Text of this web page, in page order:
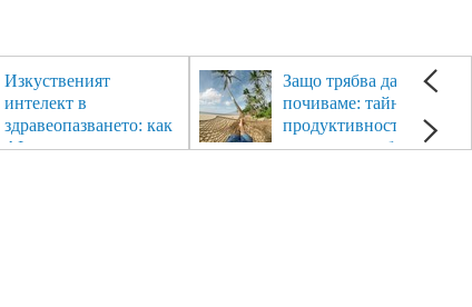
Изкуственият
интелект в
здравеопазването: как
AI променя
Защо трябва да си
почиваме: тайната на
продуктивността,
здравето и добрия